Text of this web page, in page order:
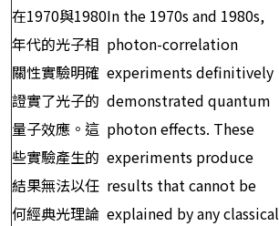
在1970與1980
年代的光子相
關性實驗明確
證實了光子的
量子效應。這
些實驗產生的
結果無法以任
何經典光理論
In the 1970s and 1980s,
photon-correlation
experiments definitively
demonstrated quantum
photon effects. These
experiments produce
results that cannot be
explained by any classical